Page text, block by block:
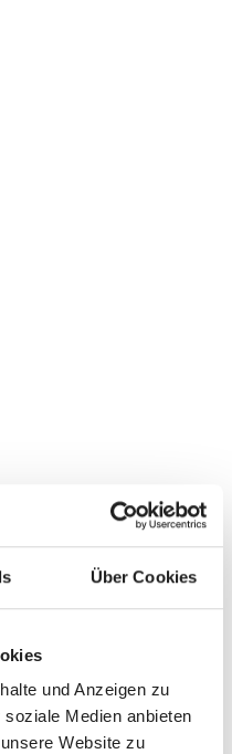
Über Cookies
und Anzeigen zu
Medien anbieten
Website zu